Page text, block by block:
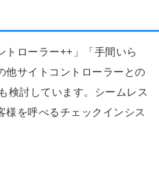
トローラー++」「手間いら
他サイトコントローラーとの
検討しています。シームレス
様を呼べるチェックインシス